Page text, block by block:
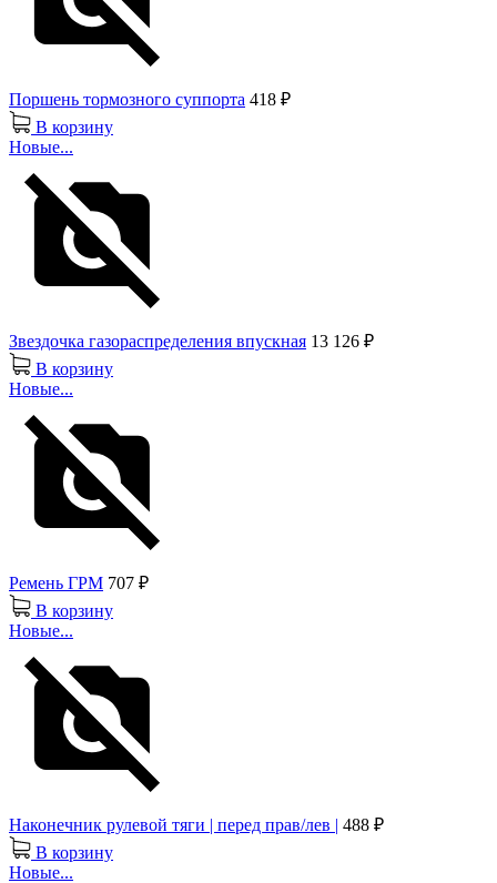
Поршень тормозного суппорта 418 ₽
В корзину
Новые...
Звездочка газораспределения впускная 13 126 ₽
В корзину
Новые...
Ремень ГРМ 707 ₽
В корзину
Новые...
Наконечник рулевой тяги | перед прав/лев | 488 ₽
В корзину
Новые...